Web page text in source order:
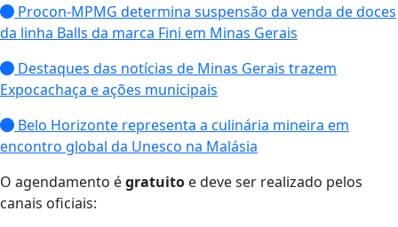
Procon-MPMG determina suspensão da venda de doces
da linha Balls da marca Fini em Minas Gerais
Destaques das notícias de Minas Gerais trazem
Expocachaça e ações municipais
Belo Horizonte representa a culinária mineira em
encontro global da Unesco na Malásia
​O agendamento égratuito e deve ser realizado pelos
canais oficiais: